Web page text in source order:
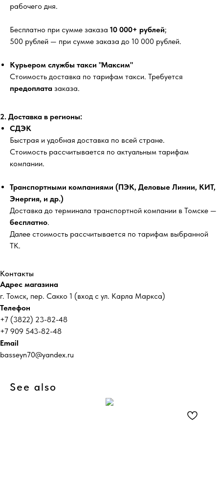
рабочего дня.
Бесплатно при сумме заказа 10 000+ рублей;
500 рублей — при сумме заказа до 10 000 рублей.
Курьером службы такси "Максим"
Стоимость доставка по тарифам такси. Требуется
предоплата заказа.
2. Доставка в регионы:
СДЭК
Быстрая и удобная доставка по всей стране.
Стоимость рассчитывается по актуальным тарифам
компании.
Транспортными компаниями (ПЭК, Деловые Линии, КИТ,
Энергия, и др.)
Доставка до терминала транспортной компании в Томске —
бесплатно.
Далее стоимость рассчитывается по тарифам выбранной
ТК.
Контакты
Адрес магазина
г. Томск, пер. Сакко 1 (вход с ул. Карла Маркса)
Телефон
+7 (3822) 23-82-48
+7 909 543-82-48
Email
basseyn70@yandex.ru
See also